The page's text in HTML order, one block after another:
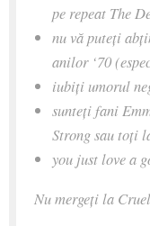
pe repeat The
nu vă puteți
anilor ‘70
iubiți umorul
sunteți fani
Strong sau toți
you just love a
Nu mergeți la